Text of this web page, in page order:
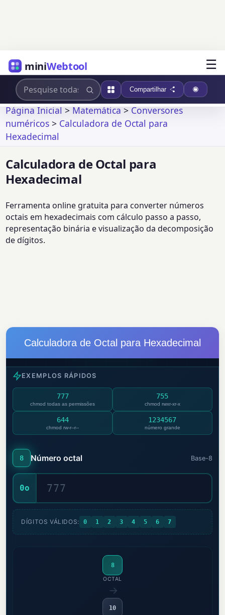
miniWebtool ☰
Compartilhar
Página Inicial>Matemática>Conversores
numéricos > Calculadora de Octal para
Hexadecimal
Calculadora de Octal para
Hexadecimal
Ferramenta online gratuita para converter números
octais em hexadecimais com cálculo passo a passo,
representação binária e visualização da decomposição
de dígitos.
Calculadora de Octal para Hexadecimal
EXEMPLOS RÁPIDOS
777
chmod todas as permissões
755
chmod rwxr-xr-x
644
chmod rw-r--r--
1234567
número grande
8 Número octal Base-8
0o
DÍGITOS VÁLIDOS: 0 1 2 3 4 5 6 7
8
OCTAL
→
10